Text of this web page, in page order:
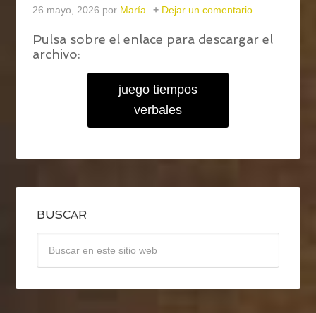
26 mayo, 2026 por María Dejar un comentario
Pulsa sobre el enlace para descargar el
archivo:
juego tiempos
verbales
BUSCAR